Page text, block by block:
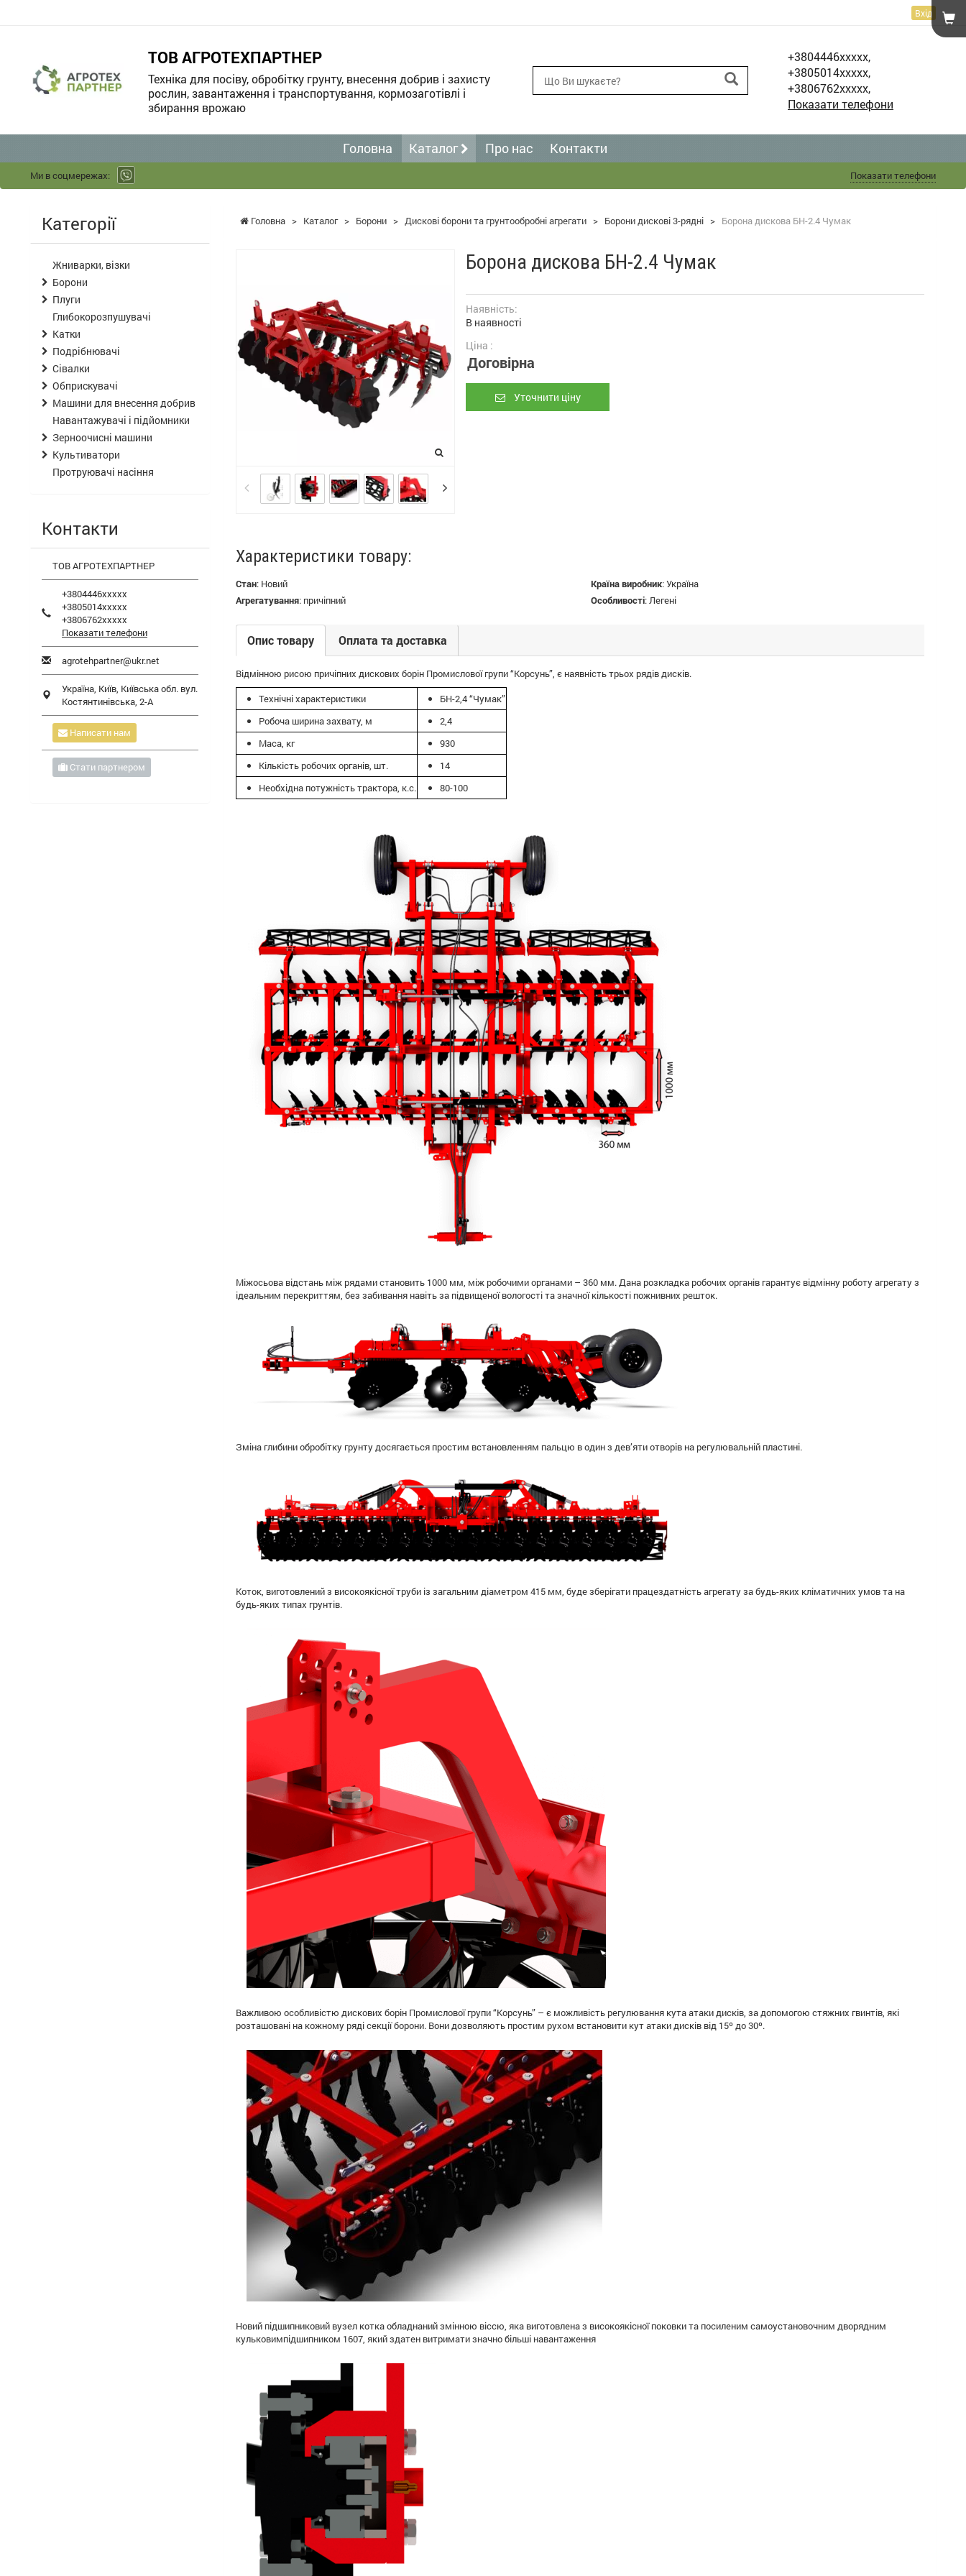
Вхід
ТОВ АГРОТЕХПАРТНЕР
Техніка для посіву, обробітку грунту, внесення добрив і захисту
рослин, завантаження і транспортування, кормозаготівлі і
збирання врожаю
+3804446xxxxx,
+3805014xxxxx,
+3806762xxxxx,
Показати телефони
Головна Каталог Про нас Контакти
Ми в соцмережах: Показати телефони
Головна > Каталог > Борони > Дискові борони та грунтообробні агрегати > Борони дискові 3-рядні > Борона дискова БН-2.4 Чумак
Борона дискова БН-2.4 Чумак
Наявність:
В наявності
Ціна :
Договірна
Уточнити ціну
Характеристики товару:
Стан: Новий Країна виробник:Україна
Агрегатування: причіпний Особливості:Легені
Опис товару Оплата та доставка
Відмінною рисою причіпних дискових борін Промислової групи “Корсунь”, є наявність трьох рядів дисків.
Технічні характеристики
БН-2,4 “Чумак”
Робоча ширина захвату, м
2,4
Маса, кг
930
Кількість робочих органів, шт.
14
Необхідна потужність трактора, к.с.
80-100
Міжосьова відстань між рядами становить 1000 мм, між робочими органами – 360 мм. Дана розкладка робочих органів гарантує відмінну роботу агрегату з
ідеальним перекриттям, без забивання навіть за підвищеної вологості та значної кількості пожнивних решток.
Зміна глибини обробітку грунту досягається простим встановленням пальцю в один з дев’яти отворів на регулювальній пластині.
Коток, виготовлений з високоякісної труби із загальним діаметром 415 мм, буде зберігати працездатність агрегату за будь-яких кліматичних умов та на
будь-яких типах грунтів.
Важливою особливістю дискових борін Промислової групи “Корсунь” – є можливість регулювання кута атаки дисків, за допомогою стяжних гвинтів, які
розташовані на кожному ряді секції борони. Вони дозволяють простим рухом встановити кут атаки дисків від 15º до 30º.
Новий підшипниковий вузел котка обладнаний змінною віссю, яка виготовлена з високоякісної поковки та посиленим самоустановочним дворядним
кульковимпідшипником 1607, який здатен витримати значно більші навантаження
Категорії
Жниварки, візки
Борони
Плуги
Глибокорозпушувачі
Катки
Подрібнювачі
Сівалки
Обприскувачі
Машини для внесення добрив
Навантажувачі і підйомники
Зерноочисні машини
Культиватори
Протруювачі насіння
Контакти
ТОВ АГРОТЕХПАРТНЕР
+3804446xxxxx
+3805014xxxxx
+3806762xxxxx
Показати телефони
agrotehpartner@ukr.net
Україна, Київ, Київська обл. вул.
Костянтинівська, 2-А
Написати нам
Стати партнером